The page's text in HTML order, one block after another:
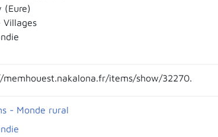
(Eure)
Villages
items/show/32270.
- Monde rural